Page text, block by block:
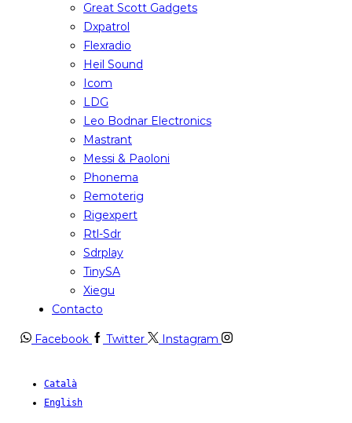
Great Scott Gadgets
Dxpatrol
Flexradio
Heil Sound
Icom
LDG
Leo Bodnar Electronics
Mastrant
Messi & Paoloni
Phonema
Remoterig
Rigexpert
Rtl-Sdr
Sdrplay
TinySA
Xiegu
Contacto
Facebook Twitter Instagram
Català
English